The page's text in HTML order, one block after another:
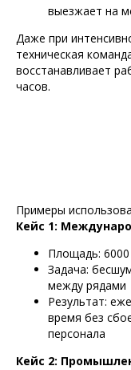
выезжает на
Даже при
техническая
восстанавливает
часов.
Примеры
Кейс 1:
Площадь: 6000
Задача:
между рядами
Результат:
время без
персонала
Кейс 2: